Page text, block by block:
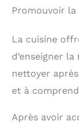
Promouvoir
La cuisine
d’enseigner la
nettoyer
et à
Après avoir